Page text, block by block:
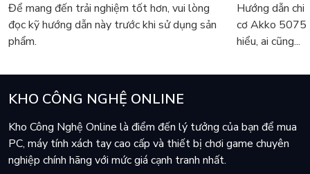
Để mang đến trải nghiệm tốt hơn, vui lòng
đọc kỹ hướng dẫn này trước khi sử dụng sản
phẩm.
Hướng dẫn
cơ Akko
hiểu, ai cũng...
KHO CÔNG NGHỆ ONLINE
Kho Công Nghệ Online là điểm đến lý tưởng của bạn để mua
PC, máy tính xách tay cao cấp và thiết bị chơi game chuyên
nghiệp chính hãng với mức giá cạnh tranh nhất.